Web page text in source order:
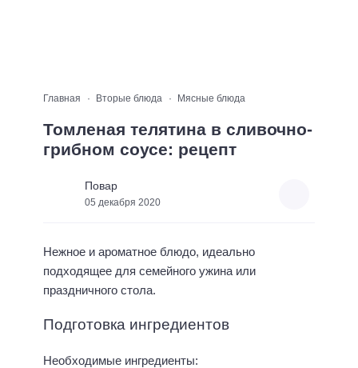
Главная Вторые блюда Мясные блюда
Томленая телятина в сливочно-
грибном соусе: рецепт
Повар
05 декабря 2020
Нежное и ароматное блюдо, идеально
подходящее для семейного ужина или
праздничного стола.
Подготовка ингредиентов
Необходимые ингредиенты: